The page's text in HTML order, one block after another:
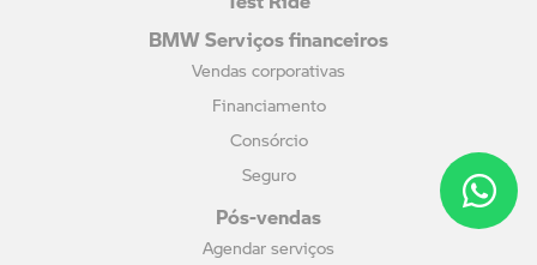
BMW Serviços financeiros
Vendas corporativas
Financiamento
Consórcio
Seguro
Pós-vendas
Agendar serviços